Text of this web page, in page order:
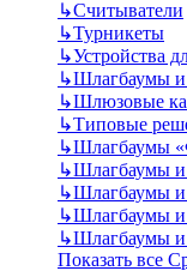
↳Считыватели
↳Турникеты
↳Устройства
↳Шлагбаумы и
↳Шлюзовые
↳Типовые
↳Шлагбаумы
↳Шлагбаумы и
↳Шлагбаумы и
↳Шлагбаумы и
↳Шлагбаумы и
Показать все